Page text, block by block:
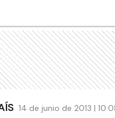
14 de junio de 2013 |